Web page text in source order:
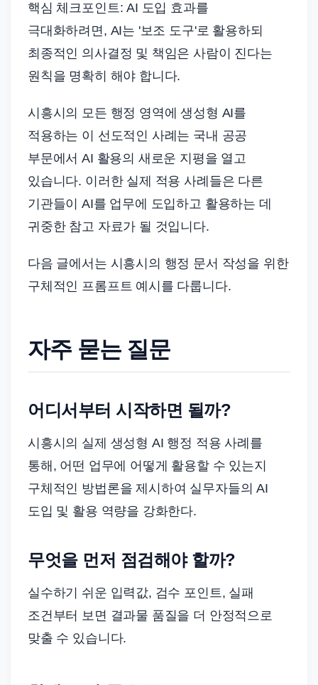
핵심 체크포인트: AI 도입 효과를
극대화하려면, AI는 '보조 도구'로 활용하되
최종적인 의사결정 및 책임은 사람이 진다는
원칙을 명확히 해야 합니다.
시흥시의 모든 행정 영역에 생성형 AI를
적용하는 이 선도적인 사례는 국내 공공
부문에서 AI 활용의 새로운 지평을 열고
있습니다. 이러한 실제 적용 사례들은 다른
기관들이 AI를 업무에 도입하고 활용하는 데
귀중한 참고 자료가 될 것입니다.
다음 글에서는 시흥시의 행정 문서 작성을 위한
구체적인 프롬프트 예시를 다룹니다.
자주 묻는 질문
어디서부터 시작하면 될까?
시흥시의 실제 생성형 AI 행정 적용 사례를
통해, 어떤 업무에 어떻게 활용할 수 있는지
구체적인 방법론을 제시하여 실무자들의 AI
도입 및 활용 역량을 강화한다.
무엇을 먼저 점검해야 할까?
실수하기 쉬운 입력값, 검수 포인트, 실패
조건부터 보면 결과물 품질을 더 안정적으로
맞출 수 있습니다.